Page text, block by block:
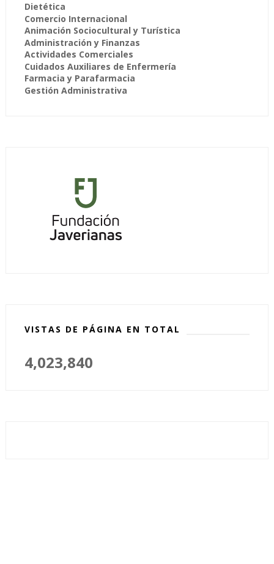
Dietética
Comercio Internacional
Animación Sociocultural y Turística
Administración y Finanzas
Actividades Comerciales
Cuidados Auxiliares de Enfermería
Farmacia y Parafarmacia
Gestión Administrativa
VISTAS DE PÁGINA EN TOTAL
4,023,840